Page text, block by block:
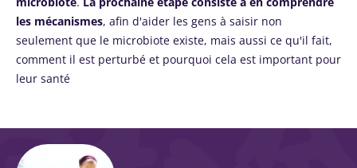
les mécanismes, afin d'aider les gens à saisir non
seulement que le microbiote existe, mais aussi ce qu'il fait,
comment il est perturbé et pourquoi cela est important pour
leur santé